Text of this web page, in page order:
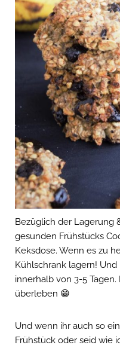
Bezüglich der Lagerung
gesunden Frühstücks
Keksdose. Wenn es zu
Kühlschrank lagern!
innerhalb von 3-5
überleben 😁
Und wenn ihr auch so
Frühstück oder seid wie